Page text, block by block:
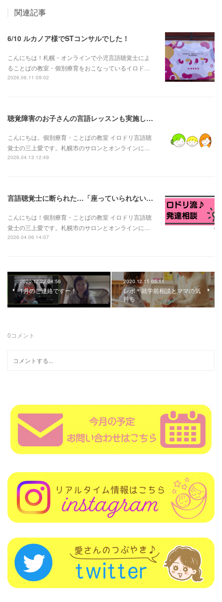
関連記事
6/10 ルカノア様でSTコンサルでした！
こんにちは！札幌・オンラインで小児言語聴覚士によ
ることばの教室・個別療育をおこなっているイロド…
2026.06.11 09:02
聴覚障害のお子さんの言語レッスンも実施しております。
こんにちは。個別療育・ことばの教室 イロドリ言語聴
覚士の三上愛です。札幌市のサロンとオンラインに…
2026.04.13 12:49
言語聴覚士に断られた…「座っていられない子は言語訓練できない？」と言われたお母さんへ
こんにちは！個別療育・ことばの教室 イロドリ言語聴
覚士の三上愛です。札幌市のサロンとオンラインに…
2026.04.06 14:07
2020.12.22 04:56
1月のご連絡ですー！
2020.12.15 05:11
レポ＊就学前相談とママの気
持ち
0コメント